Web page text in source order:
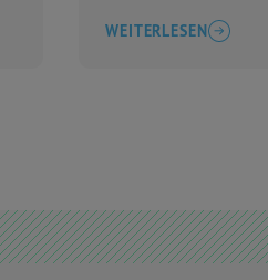
WEITERLESEN